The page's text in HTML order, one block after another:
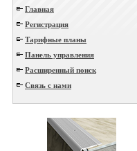
Главная
Регистрация
Тарифные планы
Панель управления
Расширенный поиск
Связь с нами